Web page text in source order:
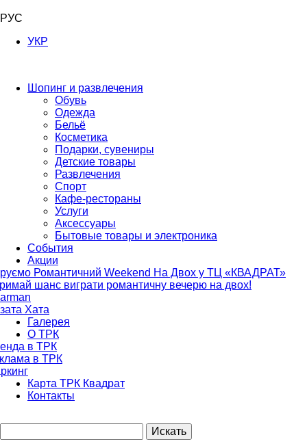
РУС
УКР
Шопинг и развлечения
Обувь
Одежда
Бельё
Косметика
Подарки, сувениры
Детские товары
Развлечения
Спорт
Кафе-рестораны
Услуги
Аксессуары
Бытовые товары и электроника
События
Акции
Романтичний Weekend На Двох у ТЦ «КВАДРАТ»
шанс виграти романтичну вечерю на двох!
Хата
Галерея
О ТРК
в ТРК
в ТРК
Карта ТРК Квадрат
Контакты
Искать